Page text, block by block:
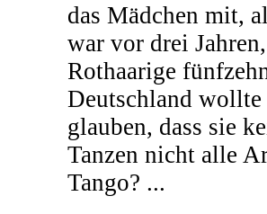
das Mädchen mit,
war vor drei
Rothaarige
Deutschland
glauben, dass sie
Tanzen nicht alle
Tango? ...